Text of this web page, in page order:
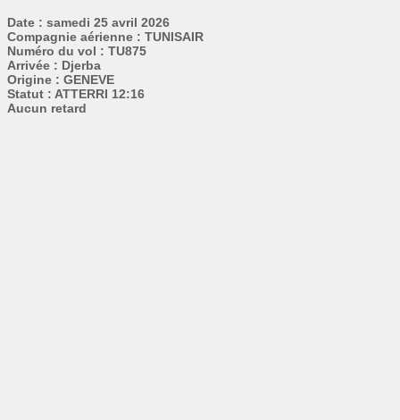
Date : samedi 25 avril 2026
Compagnie aérienne : TUNISAIR
Numéro du vol : TU875
Arrivée : Djerba
Origine : GENEVE
Statut : ATTERRI 12:16
Aucun retard